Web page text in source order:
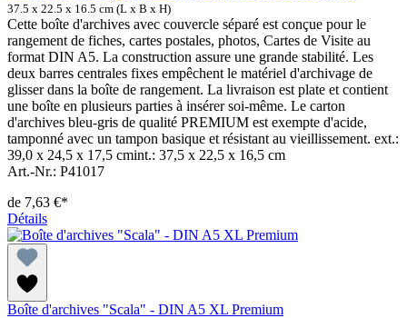
37.5 x 22.5 x 16.5 cm (L x B x H)
Cette boîte d'archives avec couvercle séparé est conçue pour le
rangement de fiches, cartes postales, photos, Cartes de Visite au
format DIN A5. La construction assure une grande stabilité. Les
deux barres centrales fixes empêchent le matériel d'archivage de
glisser dans la boîte de rangement. La livraison est plate et contient
une boîte en plusieurs parties à insérer soi-même. Le carton
d'archives bleu-gris de qualité PREMIUM est exempte d'acide,
tamponné avec un tampon basique et résistant au vieillissement. ext.:
39,0 x 24,5 x 17,5 cmint.: 37,5 x 22,5 x 16,5 cm
Art.-Nr.: P41017
de 7,63 €*
Détails
Boîte d'archives "Scala" - DIN A5 XL Premium